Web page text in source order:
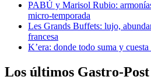
LA
MESA
MANOS
EN
MESA
PABÚ y Marisol Rubio:
micro-temporada
Les Grands Buffets: lujo,
francesa
K’era: donde todo suma y
Los últimos Gastro-Post